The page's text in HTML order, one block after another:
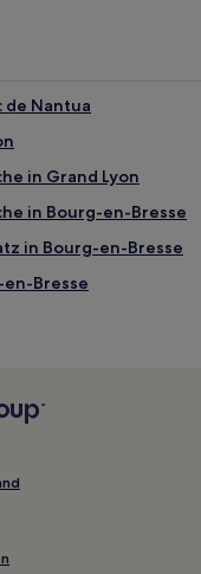
de Nantua
in Grand Lyon
in Bourg-en-Bresse
in Bourg-en-Bresse
en-Bresse
in Rhône-Alpes
in Rhône-Alpes
in 8. Arrondissement